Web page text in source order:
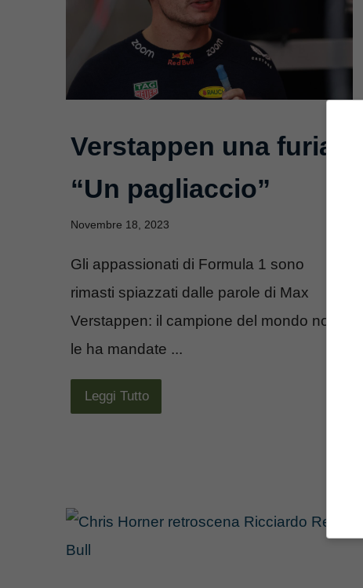
Verstappen una furia:
“Un pagliaccio”
Novembre 18, 2023
Gli appassionati di Formula 1 sono
rimasti spiazzati dalle parole di Max
Verstappen: il campione del mondo non
le ha mandate ...
Leggi Tutto